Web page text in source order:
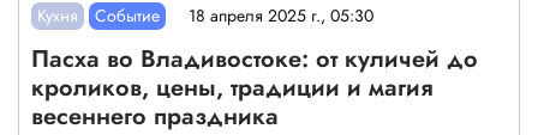
Кухня Событие 18 апреля 2025 г., 05:30
Пасха во Владивостоке: от куличей до
кроликов, цены, традиции и магия
весеннего праздника